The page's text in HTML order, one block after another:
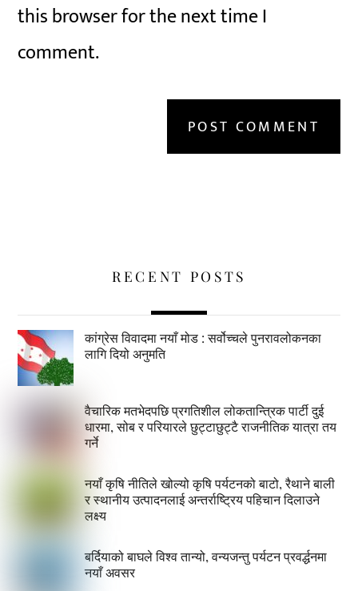
this browser for the next time I
comment.
RECENT POSTS
कांग्रेस विवादमा नयाँ मोड : सर्वोच्चले पुनरावलोकनका
लागि दियो अनुमति
वैचारिक मतभेदपछि प्रगतिशील लोकतान्त्रिक पार्टी दुई
धारमा, सोब र परियारले छुट्टाछुट्टै राजनीतिक यात्रा तय
गर्ने
नयाँ कृषि नीतिले खोल्यो कृषि पर्यटनको बाटो, रैथाने बाली
र स्थानीय उत्पादनलाई अन्तर्राष्ट्रिय पहिचान दिलाउने
लक्ष्य
बर्दियाको बाघले विश्व तान्यो, वन्यजन्तु पर्यटन प्रवर्द्धनमा
नयाँ अवसर